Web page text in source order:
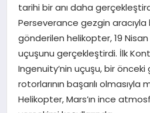
SAĞLIK
SIYASET
SPOR
TEKNOLOJI
tarihi bir anı daha
Perseverance gezgin aracıyla
gönderilen helikopter, 19 Nisan
uçuşunu gerçekleştirdi. İlk
Ingenuity’nin uçuşu, bir
rotorlarının başarılı
Helikopter, Mars’ın ince